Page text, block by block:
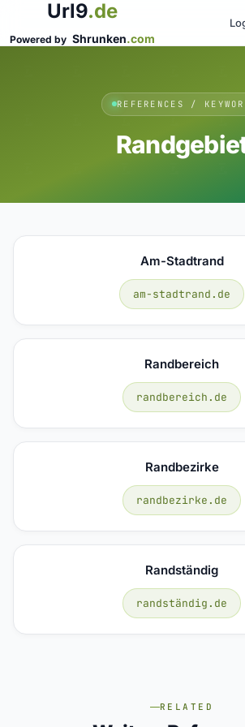
Url9.de
Powered by Shrunken.com
REFERENCES /
Am-Stadtrand
am-stadtrand.de
Randbereich
randbereich.de
Randbezirke
randbezirke.de
Randständig
randständig.de
RELATED